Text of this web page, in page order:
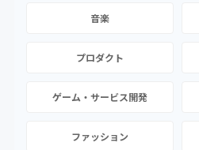
音楽
プロダクト
ゲーム・サービス開発
ファッション